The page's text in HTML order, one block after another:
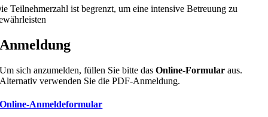
Teilnehmerzahl ist begrenzt, um eine intensive Betreuung zu
Anmeldung
Um sich anzumelden, füllen Sie bitte dasOnline-Formular aus.
Alternativ verwenden Sie die PDF-Anmeldung.
Online-Anmeldeformular